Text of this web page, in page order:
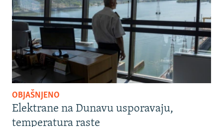
OBJAŠNJENO
Elektrane na Dunavu usporavaju,
temperatura raste